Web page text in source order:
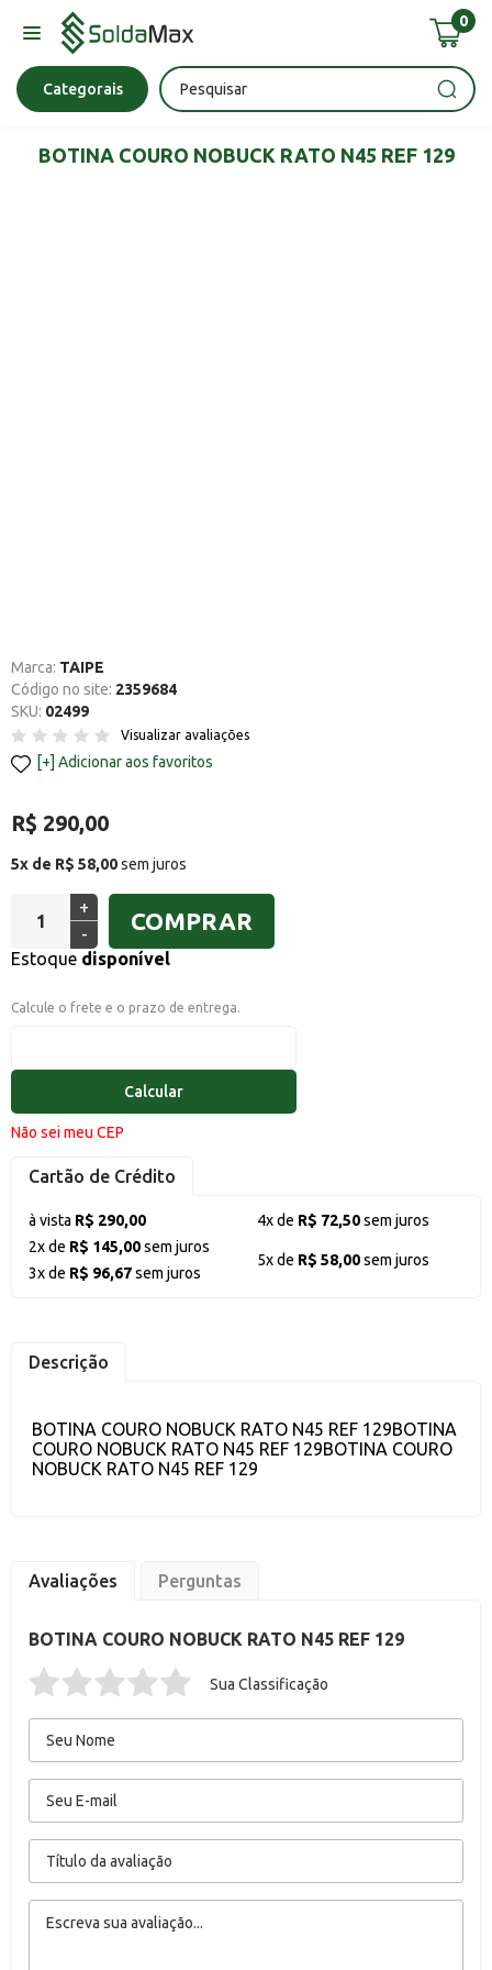
0
Categorais
Bateria Chave Impacto Esmerilhadeira
BOTINA COURO NOBUCK RATO N45 REF 129
Marca: TAIPE
Código no site: 2359684
SKU: 02499
Visualizar avaliações
Adicionar aos favoritos
R$ 290,00
5x de R$ 58,00sem juros
+
-
COMPRAR
Estoque disponível
Calcule o frete e o prazo de entrega.
Calcular
Não sei meu CEP
Cartão de Crédito
à vista R$ 290,00
2x de R$ 145,00sem juros
3x de R$ 96,67sem juros
4x de R$ 72,50sem juros
5x de R$ 58,00sem juros
Descrição
BOTINA COURO NOBUCK RATO N45 REF 129BOTINA
COURO NOBUCK RATO N45 REF 129BOTINA COURO
NOBUCK RATO N45 REF 129
Avaliações Perguntas
BOTINA COURO NOBUCK RATO N45 REF 129
Sua Classificação